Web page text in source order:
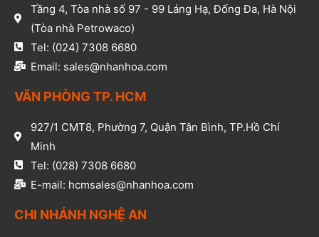
Tầng 4, Tòa nhà số 97 - 99 Láng Hạ, Đống Đa, Hà Nội
(Tòa nhà Petrowaco)
Tel: (024) 7308 6680
Email: sales@nhanhoa.com
VĂN PHÒNG TP. HCM​
927/1 CMT8, Phường 7, Quận Tân Bình, TP.Hồ Chí
Minh​
Tel: (028) 7308 6680​
E-mail: hcmsales@nhanhoa.com​
CHI NHÁNH NGHỆ AN​